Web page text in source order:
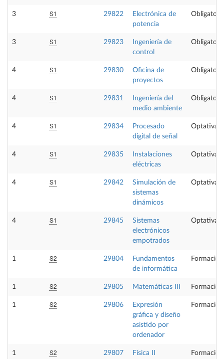
3 S1 29822
Electrónica de
potencia
Obligatoria
3 S1 29823
Ingeniería de
control
Obligatoria
4 S1 29830
Oficina de
proyectos
Obligatoria
4 S1 29831
Ingeniería del
medio ambiente
Obligatoria
4 S1 29834
Procesado
digital de señal
Optativa
4 S1 29835
Instalaciones
eléctricas
Optativa
4 S1 29842
Simulación de
sistemas
dinámicos
Optativa
4 S1 29845
Sistemas
electrónicos
empotrados
Optativa
1 S2 29804
Fundamentos
de informática
1 S2 29805 Matemáticas III
1 S2 29806
Expresión
gráfica y diseño
asistido por
ordenador
1 S2 29807 Física II